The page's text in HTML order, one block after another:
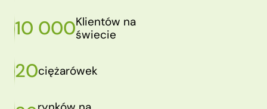
10 000Klientów na
świecie
20ciężarówek